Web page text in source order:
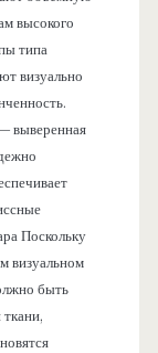
высокого
типа
визуально
выверенная
Поскольку
визуальном
быть